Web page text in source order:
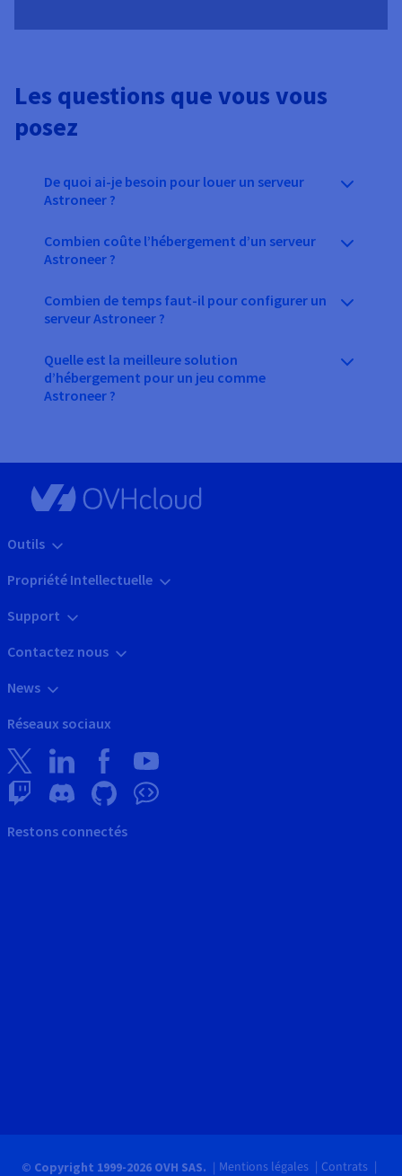
Les questions que vous vous
posez
De quoi ai-je besoin pour louer un serveur
Astroneer ?
Combien coûte l’hébergement d’un serveur
Astroneer ?
Combien de temps faut-il pour configurer un
serveur Astroneer ?
Quelle est la meilleure solution
d’hébergement pour un jeu comme
Astroneer ?
Outils
Propriété Intellectuelle
Support
Contactez nous
News
Réseaux sociaux
Restons connectés
© Copyright 1999-2026 OVH SAS. Mentions légales Contrats